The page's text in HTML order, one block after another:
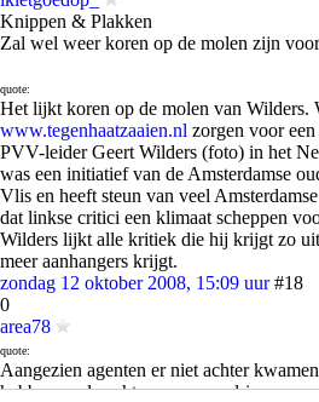
Knippen & Plakken
Zal wel weer koren op de molen zijn
quote:
Het lijkt koren op de molen van Wilders.
www.tegenhaatzaaien.nl zorgen voor
PVV-leider Geert Wilders (foto) in het
was een initiatief van de Amsterdamse
Vlis en heeft steun van veel
dat linkse critici een klimaat scheppen
Wilders lijkt alle kritiek die hij krijgt zo uit
meer aanhangers krijgt.
zondag 12 oktober 2008, 15:09 uur #18
0
area78
quote:
Aangezien agenten er niet achter
hebben ze de acht mannen en drie